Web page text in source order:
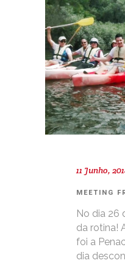
11 Junho,
MEETING
No dia 26
da rotina!
foi a
dia